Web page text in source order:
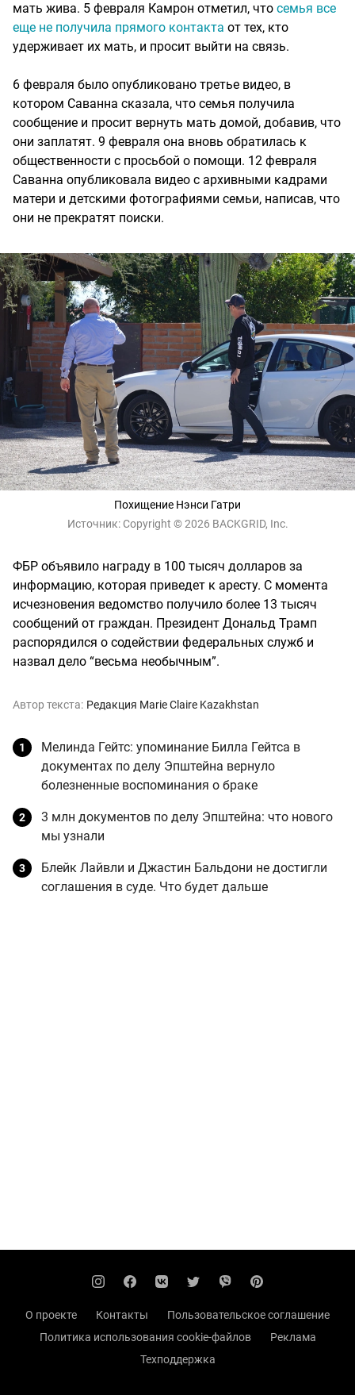
мать жива. 5 февраля Камрон отметил, что семья все
еще не получила прямого контакта от тех, кто
удерживает их мать, и просит выйти на связь.
6 февраля было опубликовано третье видео, в
котором Саванна сказала, что семья получила
сообщение и просит вернуть мать домой, добавив, что
они заплатят. 9 февраля она вновь обратилась к
общественности с просьбой о помощи. 12 февраля
Саванна опубликовала видео с архивными кадрами
матери и детскими фотографиями семьи, написав, что
они не прекратят поиски.
Похищение Нэнси Гатри
Источник: Copyright © 2026 BACKGRID, Inc.
ФБР объявило награду в 100 тысяч долларов за
информацию, которая приведет к аресту. С момента
исчезновения ведомство получило более 13 тысяч
сообщений от граждан. Президент Дональд Трамп
распорядился о содействии федеральных служб и
назвал дело “весьма необычным”.
Автор текста: Редакция Marie Claire Kazakhstan
Мелинда Гейтс: упоминание Билла Гейтса в
документах по делу Эпштейна вернуло
болезненные воспоминания о браке
3 млн документов по делу Эпштейна: что нового
мы узнали
Блейк Лайвли и Джастин Бальдони не достигли
соглашения в суде. Что будет дальше
О проекте Контакты
Пользовательское соглашение
Политика использования cookie-файлов
Реклама
Техподдержка